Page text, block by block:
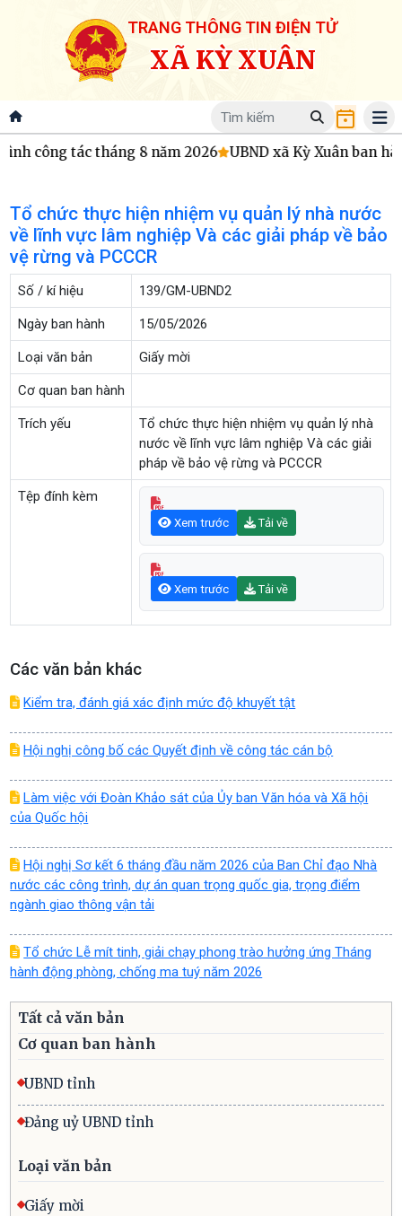
TRANG THÔNG TIN ĐIỆN TỬ
XÃ KỲ XUÂN
công tác tháng 8 năm 2026 UBND xã Kỳ Xuân ban
Tổ chức thực hiện nhiệm vụ quản lý nhà nước
về lĩnh vực lâm nghiệp Và các giải pháp về bảo
vệ rừng và PCCCR
Số / kí hiệu 139/GM-UBND2
Ngày ban hành 15/05/2026
Loại văn bản Giấy mời
Cơ quan ban hành
Trích yếu
Tổ chức thực hiện nhiệm vụ quản lý nhà
nước về lĩnh vực lâm nghiệp Và các giải
pháp về bảo vệ rừng và PCCCR
Tệp đính kèm
Xem trước Tải về
Xem trước Tải về
Các văn bản khác
Kiểm tra, đánh giá xác định mức độ khuyết tật
Hội nghị công bố các Quyết định về công tác cán bộ
Làm việc với Đoàn Khảo sát của Ủy ban Văn hóa và Xã hội
của Quốc hội
Hội nghị Sơ kết 6 tháng đầu năm 2026 của Ban Chỉ đạo Nhà
nước các công trình, dự án quan trọng quốc gia, trọng điểm
ngành giao thông vận tải
Tổ chức Lễ mít tinh, giải chạy phong trào hưởng ứng Tháng
hành động phòng, chống ma tuý năm 2026
Tất cả văn bản
Cơ quan ban hành
UBND tỉnh
Đảng uỷ UBND tỉnh
Loại văn bản
Giấy mời